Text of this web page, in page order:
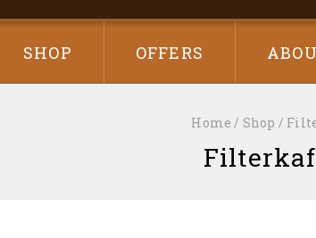
SHOP OFFERS
Home / Shop /